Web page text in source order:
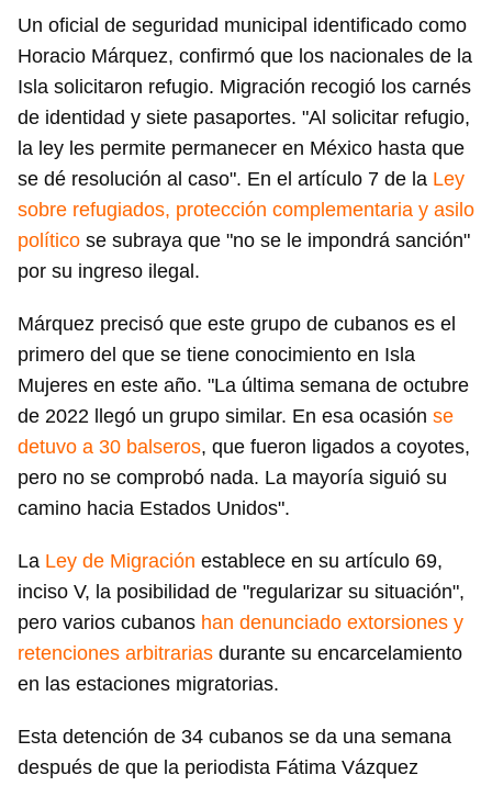
Un oficial de seguridad municipal identificado como
Horacio Márquez, confirmó que los nacionales de la
Isla solicitaron refugio. Migración recogió los carnés
de identidad y siete pasaportes. "Al solicitar refugio,
la ley les permite permanecer en México hasta que
se dé resolución al caso". En el artículo 7 de la Ley
sobre refugiados, protección complementaria y asilo
político se subraya que "no se le impondrá sanción"
por su ingreso ilegal.
Márquez precisó que este grupo de cubanos es el
primero del que se tiene conocimiento en Isla
Mujeres en este año. "La última semana de octubre
de 2022 llegó un grupo similar. En esa ocasión se
detuvo a 30 balseros, que fueron ligados a coyotes,
pero no se comprobó nada. La mayoría siguió su
camino hacia Estados Unidos".
La Ley de Migración establece en su artículo 69,
inciso V, la posibilidad de "regularizar su situación",
pero varios cubanos han denunciado extorsiones y
retenciones arbitrarias durante su encarcelamiento
en las estaciones migratorias.
Esta detención de 34 cubanos se da una semana
después de que la periodista Fátima Vázquez